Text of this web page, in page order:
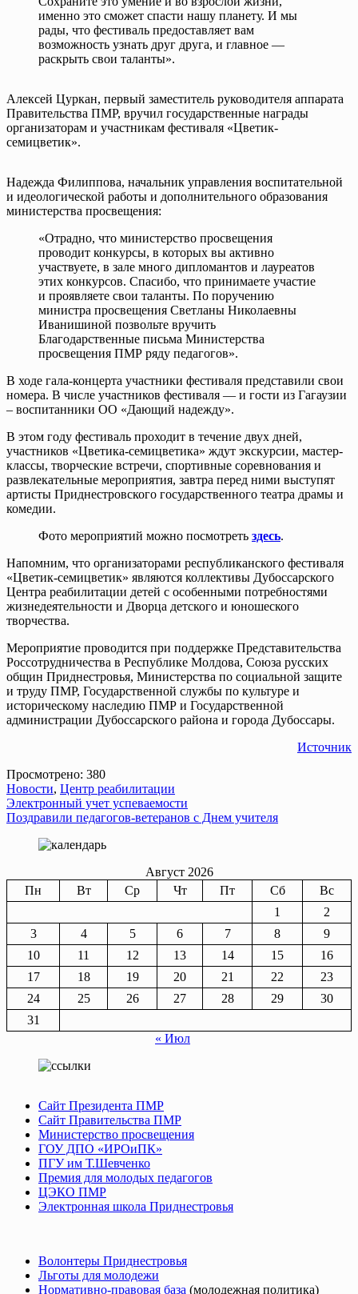
именно это сможет спасти нашу планету. И мы
рады, что фестиваль предоставляет вам
возможность узнать друг друга, и главное —
раскрыть свои таланты».
Алексей Цуркан, первый заместитель руководителя аппарата
Правительства ПМР, вручил государственные награды
организаторам и участникам фестиваля «Цветик-
семицветик».
Надежда Филиппова, начальник управления воспитательной
и идеологической работы и дополнительного образования
министерства просвещения:
«Отрадно, что министерство просвещения
проводит конкурсы, в которых вы активно
участвуете, в зале много дипломантов и лауреатов
этих конкурсов. Спасибо, что принимаете участие
и проявляете свои таланты. По поручению
министра просвещения Светланы Николаевны
Иванишиной позвольте вручить
Благодарственные письма Министерства
просвещения ПМР ряду педагогов».
В ходе гала-концерта участники фестиваля представили свои
номера. В числе участников фестиваля — и гости из Гагаузии
– воспитанники ОО «Дающий надежду».
В этом году фестиваль проходит в течение двух дней,
участников «Цветика-семицветика» ждут экскурсии, мастер-
классы, творческие встречи, спортивные соревнования и
развлекательные мероприятия, завтра перед ними выступят
артисты Приднестровского государственного театра драмы и
комедии.
Фото мероприятий можно посмотреть здесь.
Напомним, что организаторами республиканского фестиваля
«Цветик-семицветик» являются коллективы Дубоссарского
Центра реабилитации детей с особенными потребностями
жизнедеятельности и Дворца детского и юношеского
творчества.
Мероприятие проводится при поддержке Представительства
Россотрудничества в Республике Молдова, Союза русских
общин Приднестровья, Министерства по социальной защите
и труду ПМР, Государственной службы по культуре и
историческому наследию ПМР и Государственной
администрации Дубоссарского района и города Дубоссары.
Источник
Просмотрено: 380
Новости, Центр реабилитации
Навигация
по
записям
Электронный учет успеваемости
Поздравили педагогов-ветеранов с Днем учителя
Август 2026
Пн
Вт Ср Чт Пт Сб
Вс
1
2
3
4 5 6 7 8
9
10
11 12 13 14 15
16
17
18 19 20 21 22
23
24
25 26 27 28 29
30
31
« Июл
Сайт Президента ПМР
Сайт Правительства ПМР
Министерство просвещения
ГОУ ДПО «ИРОиПК»
ПГУ им Т.Шевченко
Премия для молодых педагогов
ЦЭКО ПМР
Электронная школа Приднестровья
Волонтеры Приднестровья
Льготы для молодежи
Нормативно-правовая база (молодежная политика)